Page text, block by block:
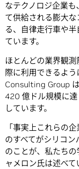
なテクノロジ企業も
て供給される膨大
る、自律走行車や
ています。
ほとんどの業界観
際に利用できるよ
Consulting Group
420 億ドル規模に
しています。
「事実上これらの
のすべてがシリコ
のことが、私たち
ャメロン氏は述べ